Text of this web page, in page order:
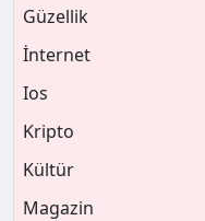
Güzellik
İnternet
Ios
Kripto
Kültür
Magazin